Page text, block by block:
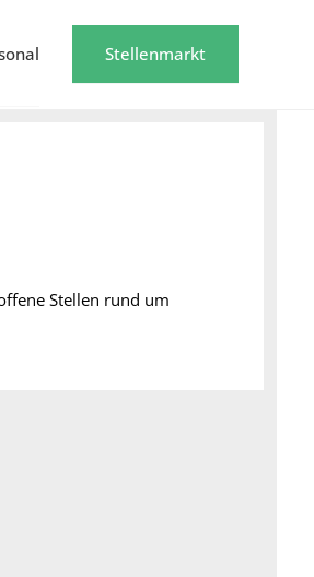
Stellenmarkt
Stellen rund um